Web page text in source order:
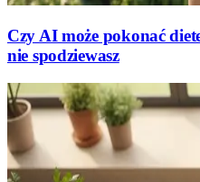
Czy AI może pokonać
nie spodziewasz